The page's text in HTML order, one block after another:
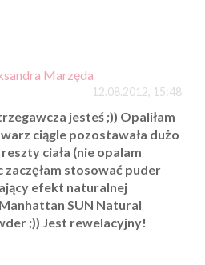
Marzęda
12.08.2012, 15:48
jesteś ;)) Opaliłam
ciągle pozostawała dużo
ciała (nie opalam
zaczęłam stosować puder
efekt naturalnej
SUN Natural
;)) Jest rewelacyjny!